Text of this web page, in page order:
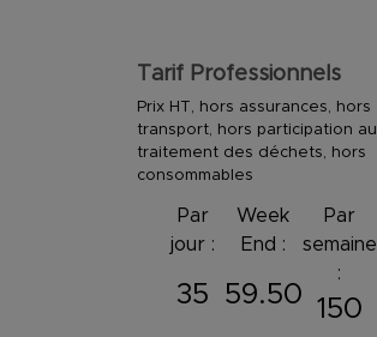
Tarif Professionnels
Prix HT, hors assurances, hors
transport, hors participation au
traitement des déchets, hors
consommables
Par
jour :
35
Week
End :
59.50
Par
semaine
:
150